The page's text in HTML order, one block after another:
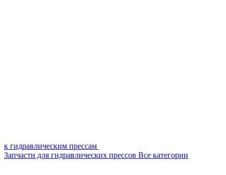
к гидравлическим прессам
Запчасти для гидравлических прессов Все категории